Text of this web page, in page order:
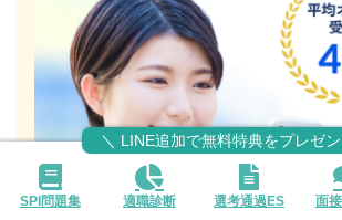
SPI問題集 適職診断 選考通過ES 面
＼ LINE追加で無料特典をプレゼ